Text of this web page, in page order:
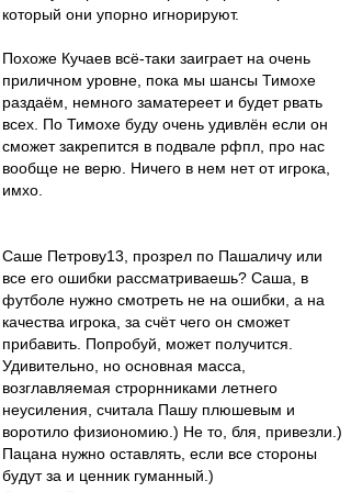
который они упорно игнорируют.
Похоже Кучаев всё-таки заиграет на очень
приличном уровне, пока мы шансы Тимохе
раздаём, немного заматереет и будет рвать
всех. По Тимохе буду очень удивлён если он
сможет закрепится в подвале рфпл, про нас
вообще не верю. Ничего в нем нет от игрока,
имхо.
Саше Петрову13, прозрел по Пашаличу или
все его ошибки рассматриваешь? Саша, в
футболе нужно смотреть не на ошибки, а на
качества игрока, за счёт чего он сможет
прибавить. Попробуй, может получится.
Удивительно, но основная масса,
возглавляемая строрнниками летнего
неусиления, считала Пашу плюшевым и
воротило физиономию.) Не то, бля, привезли.)
Пацана нужно оставлять, если все стороны
будут за и ценник гуманный.)